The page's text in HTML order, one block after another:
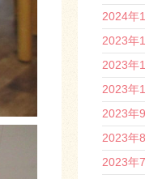
2024年
2023年
2023年
2023年
2023年
2023年
2023年